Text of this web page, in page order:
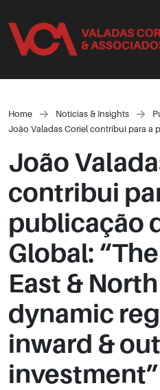
Home Notícias & Insights
João Valadas Coriel contribui para a
João
contribui
publicação
Global:
East &
dynamic
inward &
investment”